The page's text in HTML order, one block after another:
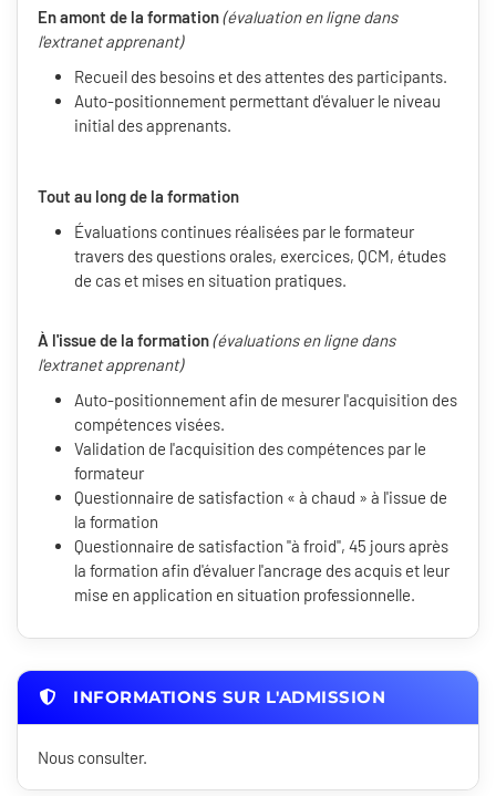
En amont de la formation(évaluation en ligne dans
l'extranet apprenant)
Recueil des besoins et des attentes des participants.
Auto-positionnement permettant d'évaluer le niveau
initial des apprenants.
Tout au long de la formation
Évaluations continues réalisées par le formateur
travers des questions orales, exercices, QCM, études
de cas et mises en situation pratiques.
À l'issue de la formation(évaluations en ligne dans
l'extranet apprenant)
Auto-positionnement afin de mesurer l'acquisition des
compétences visées.
Validation de l'acquisition des compétences par le
formateur
Questionnaire de satisfaction « à chaud » à l'issue de
la formation
Questionnaire de satisfaction "à froid", 45 jours après
la formation afin d'évaluer l'ancrage des acquis et leur
mise en application en situation professionnelle.
INFORMATIONS SUR L'ADMISSION
Nous consulter.